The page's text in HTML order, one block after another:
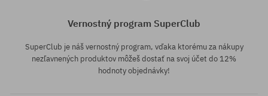
Vernostný program SuperClub
SuperClub je náš vernostný program, vďaka ktorému za nákupy
nezľavnených produktov môžeš dostať na svoj účet do 12%
hodnoty objednávky!